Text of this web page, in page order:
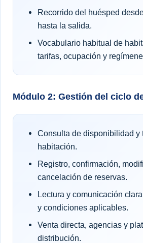
Recorrido del huésped
hasta la salida.
Vocabulario habitual de
tarifas, ocupación y
Módulo 2: Gestión del ciclo
Consulta de disponibilidad y
habitación.
Registro, confirmación,
cancelación de reservas.
Lectura y comunicación
y condiciones aplicables.
Venta directa, agencias y
distribución.